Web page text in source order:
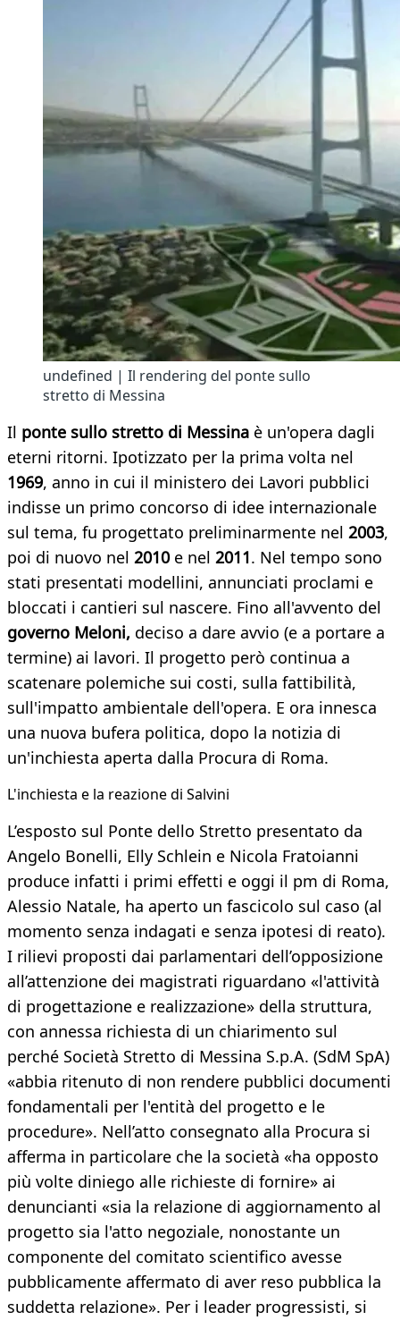
undefined | Il rendering del ponte sullo
stretto di Messina
Il ponte sullo stretto di Messina è un'opera dagli
eterni ritorni. Ipotizzato per la prima volta nel
1969, anno in cui il ministero dei Lavori pubblici
indisse un primo concorso di idee internazionale
sul tema, fu progettato preliminarmente nel 2003,
poi di nuovo nel 2010 e nel 2011. Nel tempo sono
stati presentati modellini, annunciati proclami e
bloccati i cantieri sul nascere. Fino all'avvento del
governo Meloni, deciso a dare avvio (e a portare a
termine) ai lavori. Il progetto però continua a
scatenare polemiche sui costi, sulla fattibilità,
sull'impatto ambientale dell'opera. E ora innesca
una nuova bufera politica, dopo la notizia di
un'inchiesta aperta dalla Procura di Roma.
L'inchiesta e la reazione di Salvini
L’esposto sul Ponte dello Stretto presentato da
Angelo Bonelli, Elly Schlein e Nicola Fratoianni
produce infatti i primi effetti e oggi il pm di Roma,
Alessio Natale, ha aperto un fascicolo sul caso (al
momento senza indagati e senza ipotesi di reato).
I rilievi proposti dai parlamentari dell’opposizione
all’attenzione dei magistrati riguardano «l'attività
di progettazione e realizzazione» della struttura,
con annessa richiesta di un chiarimento sul
perché Società Stretto di Messina S.p.A. (SdM SpA)
«abbia ritenuto di non rendere pubblici documenti
fondamentali per l'entità del progetto e le
procedure». Nell’atto consegnato alla Procura si
afferma in particolare che la società «ha opposto
più volte diniego alle richieste di fornire» ai
denuncianti «sia la relazione di aggiornamento al
progetto sia l'atto negoziale, nonostante un
componente del comitato scientifico avesse
pubblicamente affermato di aver reso pubblica la
suddetta relazione». Per i leader progressisti, si